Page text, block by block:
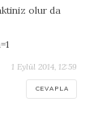
olur da
1 Eylül 2014, 12:59
CEVAPLA